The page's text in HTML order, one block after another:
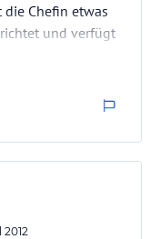
Chefin etwas
und verfügt
war alles
haben wir ein
Strand ist
sowieso einen
ist die Lage